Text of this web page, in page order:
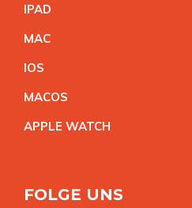
IPAD
MAC
IOS
MACOS
APPLE WATCH
FOLGE UNS